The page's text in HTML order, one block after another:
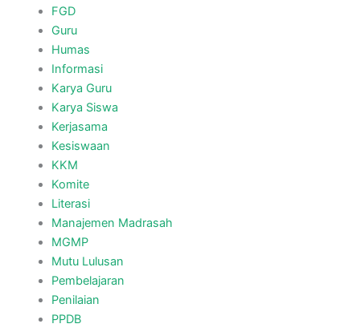
FGD
Guru
Humas
Informasi
Karya Guru
Karya Siswa
Kerjasama
Kesiswaan
KKM
Komite
Literasi
Manajemen Madrasah
MGMP
Mutu Lulusan
Pembelajaran
Penilaian
PPDB